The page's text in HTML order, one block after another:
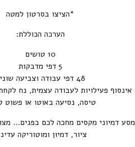
*הציצו בסרטון למטה
הערכה הכוללת:
10 טושים
5 דפי מדבקות
48 דפי עבודה וצביעה שונים
אינסוף פעילויות לעבודה עצמית, נח
טיסה, נסיעה באוטו או פשוט
מסע דמיוני מקסים מחכה לכם בפנים…
ציור, דמיון ומוטוריקה